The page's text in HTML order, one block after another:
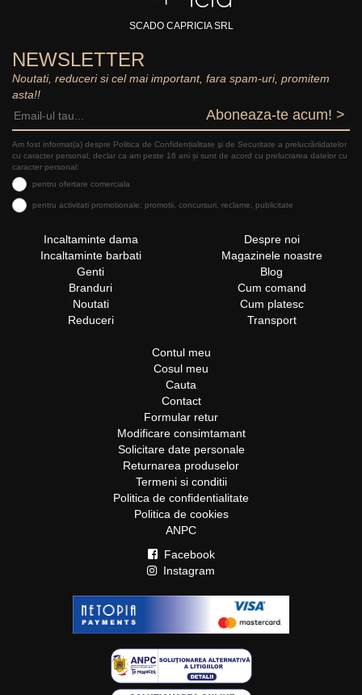
SCADO CAPRICIA SRL
NEWSLETTER
Noutati, reduceri si cel mai important, fara spam-uri, promitem
asta!!
Aboneaza-te acum! >
Am fost informat(a) despre Politica de Confidențialitate şi de Securitate a prelucrăriidatelor
cu caracter personal, declar ca am peste 16 ani și sunt de acord cu prelucrarea datelor cu
caracter personal:
pentru ofertare comerciala
pentru activitati promotionale: promotii, concursuri, reclame, publicitate
Incaltaminte dama
Incaltaminte barbati
Genti
Branduri
Noutati
Reduceri
Despre noi
Magazinele noastre
Blog
Cum comand
Cum platesc
Transport
Contul meu
Cosul meu
Cauta
Contact
Formular retur
Modificare consimtamant
Solicitare date personale
Returnarea produselor
Termeni si conditii
Politica de confidentialitate
Politica de cookies
ANPC
Facebook
Instagram